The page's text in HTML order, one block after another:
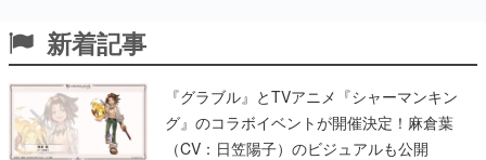
新着記事
『グラブル』とTVアニメ『シャーマンキン
グ』のコラボイベントが開催決定！麻倉葉
（CV：日笠陽子）のビジュアルも公開